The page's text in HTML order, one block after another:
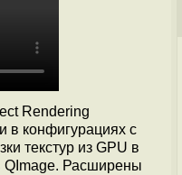
Rendering
в конфигурациях с
текстур из GPU в
QImage. Расширены